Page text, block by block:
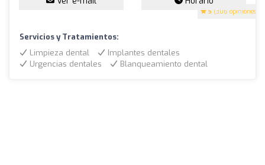
5 (306 opiniones)
Servicios y Tratamientos:
Limpieza dental
Implantes dentales
Urgencias dentales
Blanqueamiento dental